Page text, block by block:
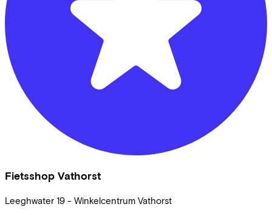
Fietsshop Vathorst
Leeghwater 19 - Winkelcentrum Vathorst